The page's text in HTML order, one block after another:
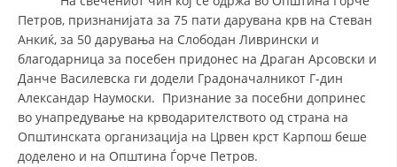
Петров, признанијата за 75 пати дарувана крв на Стеван
Анкиќ, за 50 дарувања на Слободан Ливрински и
благодарница за посебен придонес на Драган Арсовски и
Данче Василевска ги додели Градоначалникот Г-дин
Александар Наумоски. Признание за посебни допринес
во унапредување на крводарителството од страна на
Општинската организација на Црвен крст Карпош беше
доделено и на Општина Ѓорче Петров.